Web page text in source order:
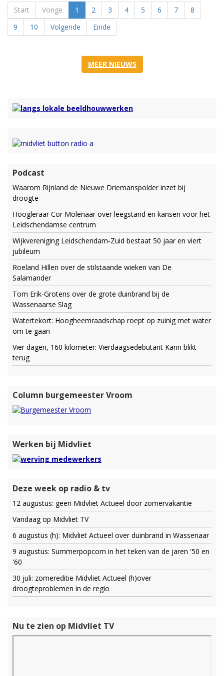
Start Vorige 1 2 3 4 5 6 7
8
9
10 Volgende Einde
MEER NIEUWS
Podcast
Waarom Rijnland de Nieuwe Driemanspolder inzet bij
droogte
Hoogleraar Cor Molenaar over leegstand en kansen voor het
Leidschendamse centrum
Wijkvereniging Leidschendam-Zuid bestaat 50 jaar en viert
jubileum
Roeland Hillen over de stilstaande wieken van De
Salamander
Tom Erik-Grotens over de grote duinbrand bij de
Wassenaarse Slag
Watertekort: Hoogheemraadschap roept op zuinig met water
om te gaan
Vier dagen, 160 kilometer: Vierdaagsedebutant Karin blikt
terug
Column burgemeester Vroom
Werken bij Midvliet
Deze week op radio & tv
12 augustus: geen Midvliet Actueel door zomervakantie
Vandaag op Midvliet TV
6 augustus (h): Midvliet Actueel over duinbrand in Wassenaar
9 augustus: Summerpopcorn in het teken van de jaren '50 en
'60
30 juli: zomereditie Midvliet Actueel (h)over
droogteproblemen in de regio
Nu te zien op Midvliet TV